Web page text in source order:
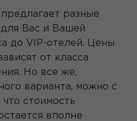
разные
Вас и Вашей
до VIP-отелей. Цены
от класса
Но все же,
варианта, можно с
стоимость
вполне